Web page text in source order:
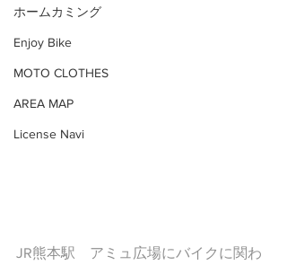
ホームカミング
Enjoy Bike
MOTO CLOTHES
AREA MAP
License Navi
JR熊本駅　アミュ広場にバイクに関わ